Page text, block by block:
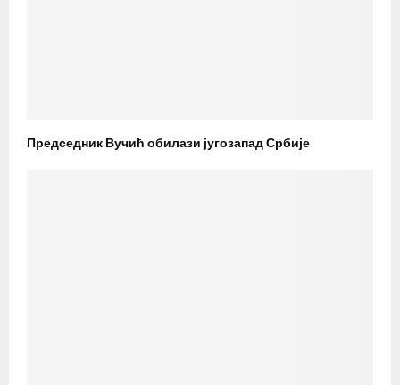
Председник Вучић обилази југозапад Србије